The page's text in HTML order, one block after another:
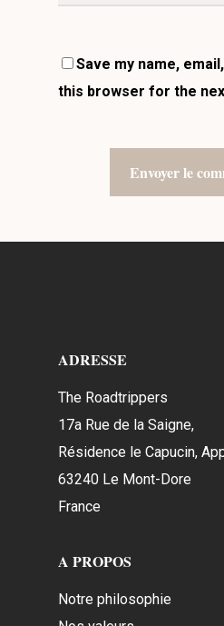
Save my name,
this browser for the
ADRESSE
The Roadtrippers
17a Rue de la Saigne,
Résidence le Capucin,
63240 Le Mont-Dore
France
A PROPOS
Notre philosophie